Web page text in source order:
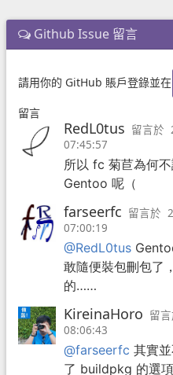
Github Issue 留言
請用你的 GitHub 賬戶登錄並在
留言
RedL0tus 留言於
07:45:57
所以 fc 菊苣為何
Gentoo 呢（
farseerfc 留言於
07:00:19
@RedL0tus
敢隨便裝包刪包了
的……
KireinaHoro 留
08:06:43
@farseerfc 其實
了 buildpkg 的選